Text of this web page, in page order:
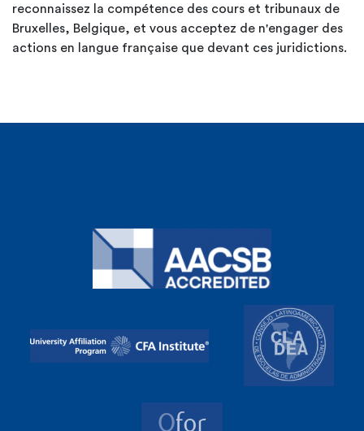
reconnaissez la compétence des cours et tribunaux de
Bruxelles, Belgique, et vous acceptez de n'engager des
actions en langue française que devant ces juridictions.